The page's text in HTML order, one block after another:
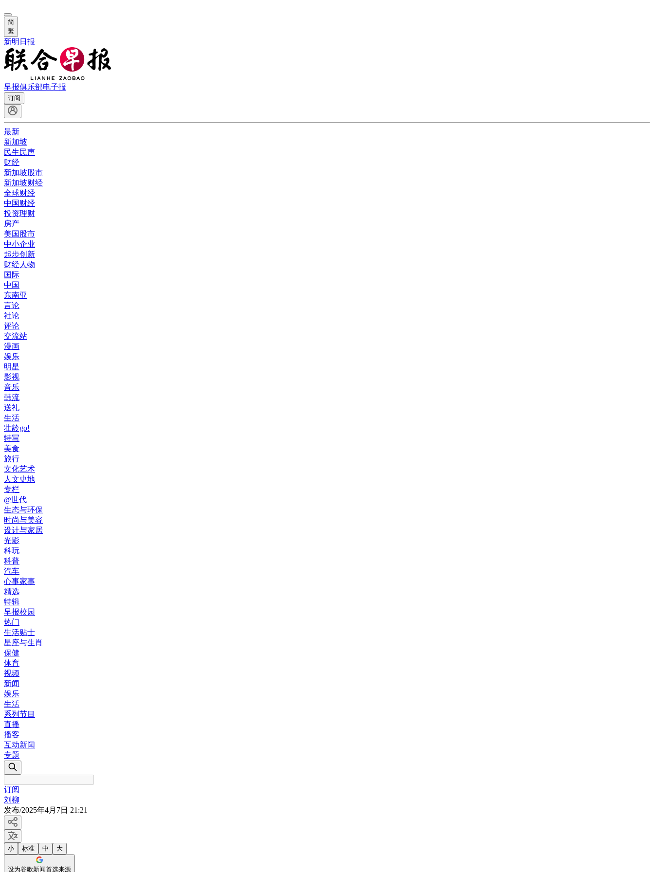
简
繁
新明日报
早报俱乐部电子报
订阅
最新
新加坡
民生民声
财经
新加坡股市
新加坡财经
全球财经
中国财经
投资理财
房产
美国股市
中小企业
起步创新
财经人物
国际
中国
东南亚
言论
社论
评论
交流站
漫画
娱乐
明星
影视
音乐
韩流
送礼
生活
壮龄go!
特写
美食
旅行
文化艺术
人文史地
专栏
@世代
生态与环保
时尚与美容
设计与家居
光影
科玩
科普
汽车
心事家事
精选
特辑
早报校园
热门
生活贴士
星座与生肖
保健
体育
视频
新闻
娱乐
生活
系列节目
直播
播客
互动新闻
专题
订阅
刘柳
发布/2025年4月7日 21:21
小 标准 中 大
设为谷歌新闻首选来源